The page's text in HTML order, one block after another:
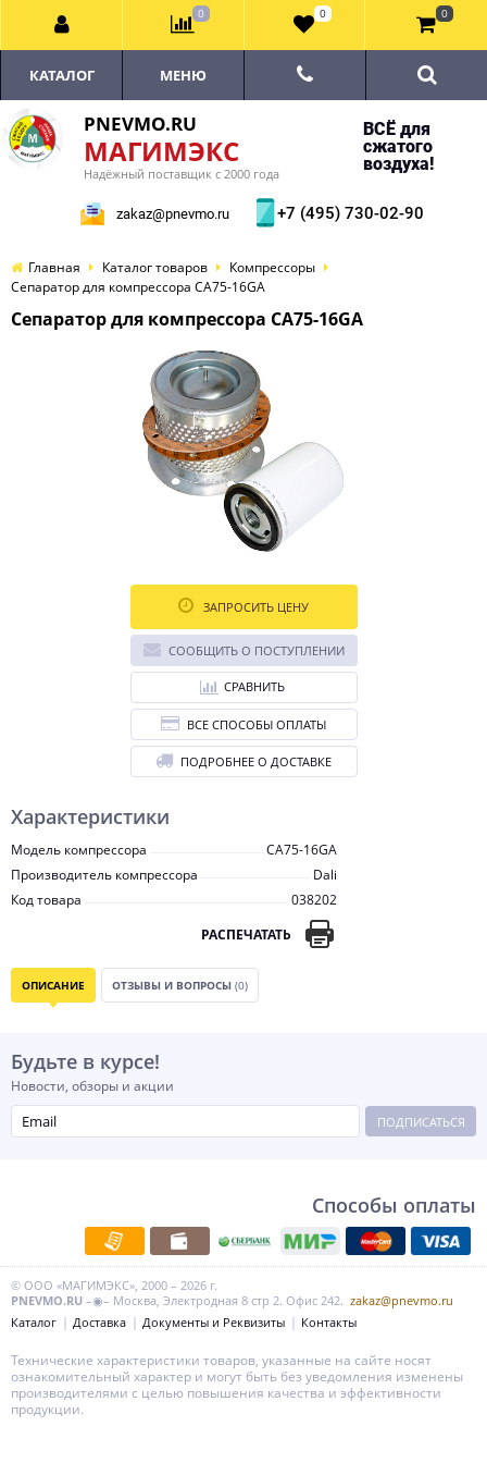
PNEVMO.RU
МАГИМЭКС
Надёжный поставщик с 2000 года
ВСЁ для
сжатого
воздуха!
zakaz@pnevmo.ru +7 (495) 730-02-90
КАТАЛОГ МЕНЮ
Главная Каталог товаров
Компрессоры
Сепаратор для компрессора CA75-16GA
Сепаратор для компрессора CA75-16GA
Характеристики
Модель компрессора
CA75-16GA
Производитель компрессора
Dali
Код товара
038202
РАСПЕЧАТАТЬ
ЗАПРОСИТЬ ЦЕНУ
СООБЩИТЬ О ПОСТУПЛЕНИИ
СРАВНИТЬ
ВСЕ СПОСОБЫ ОПЛАТЫ
ПОДРОБНЕЕ О ДОСТАВКЕ
ОПИСАНИЕ ОТЗЫВЫ И ВОПРОСЫ (0)
Будьте в курсе!
Новости, обзоры и акции
ПОДПИСАТЬСЯ
Способы оплаты
© ООО «МАГИМЭКС», 2000 – 2026 г.
PNEVMO.RU –◉– Москва, Электродная 8 стр 2. Офис 242. zakaz@pnevmo.ru
Каталог
Доставка Документы и Реквизиты Контакты
0 0 0
Технические характеристики товаров, указанные на сайте носят
ознакомительный характер и могут быть без уведомления изменены
производителями с целью повышения качества и эффективности
продукции.